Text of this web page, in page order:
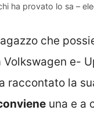
ha provato lo sa –
che
Volkswagen e-
raccontato la
una e a